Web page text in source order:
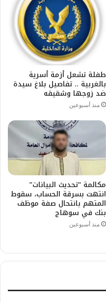
طفلة تشعل أزمة أسرية
بالغربية .. تفاصيل بلاغ سيدة
ضد زوجها وشقيقه
منذ أسبوعين
مكالمة “تحديث البيانات”
انتهت بسرقة الحساب، سقوط
المتهم بانتحال صفة موظف
بنك في سوهاج
منذ أسبوعين